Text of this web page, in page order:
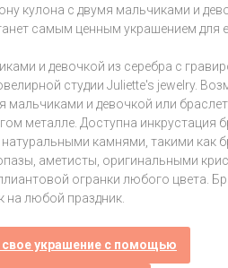
кулона с двумя мальчиками и
самым ценным украшением для
и девочкой из серебра с
студии Juliette's jewelry.
мальчиками и девочкой или
металле. Доступна инкрустация
камнями, такими как
аметисты, оригинальными
огранки любого цвета.
на любой праздник.
свое украшение с помощью